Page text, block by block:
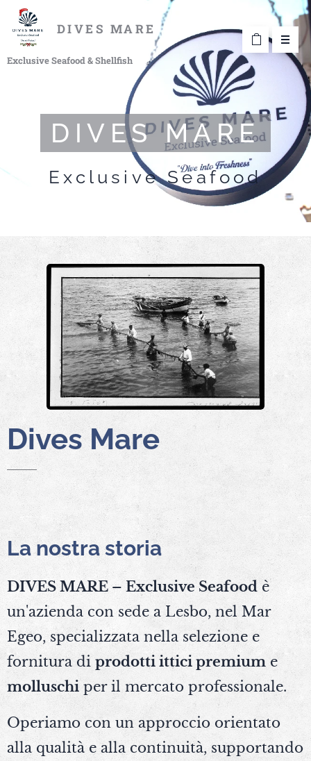
DIVES MARE
Exclusive Seafood & Shellfish
DIVES MARE
Exclusive Seafood
Dives Mare
La nostra storia
DIVES MARE – Exclusive Seafood è
un'azienda con sede a Lesbo, nel Mar
Egeo, specializzata nella selezione e
fornitura di prodotti ittici premium e
molluschi per il mercato professionale.
Operiamo con un approccio orientato
alla qualità e alla continuità, supportando